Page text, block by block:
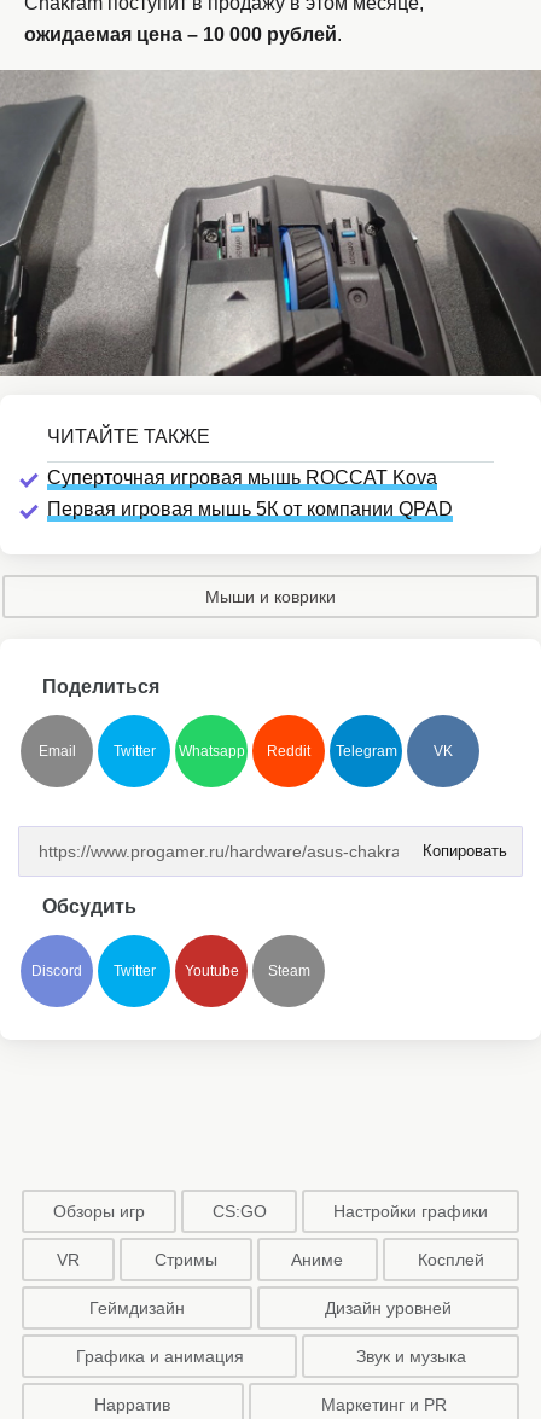
ожидаемая цена – 10 000 рублей.
Суперточная игровая мышь ROCCAT Kova
Первая игровая мышь 5К от компании QPAD
Мыши и коврики
Поделиться
Email Twitter Whatsapp Reddit Telegram VK
Копировать
Обсудить
Discord Twitter Youtube Steam
Обзоры игр CS:GO Настройки графики
VR Стримы Аниме Косплей
Геймдизайн Дизайн уровней
Графика и анимация Звук и музыка
Нарратив Маркетинг и PR